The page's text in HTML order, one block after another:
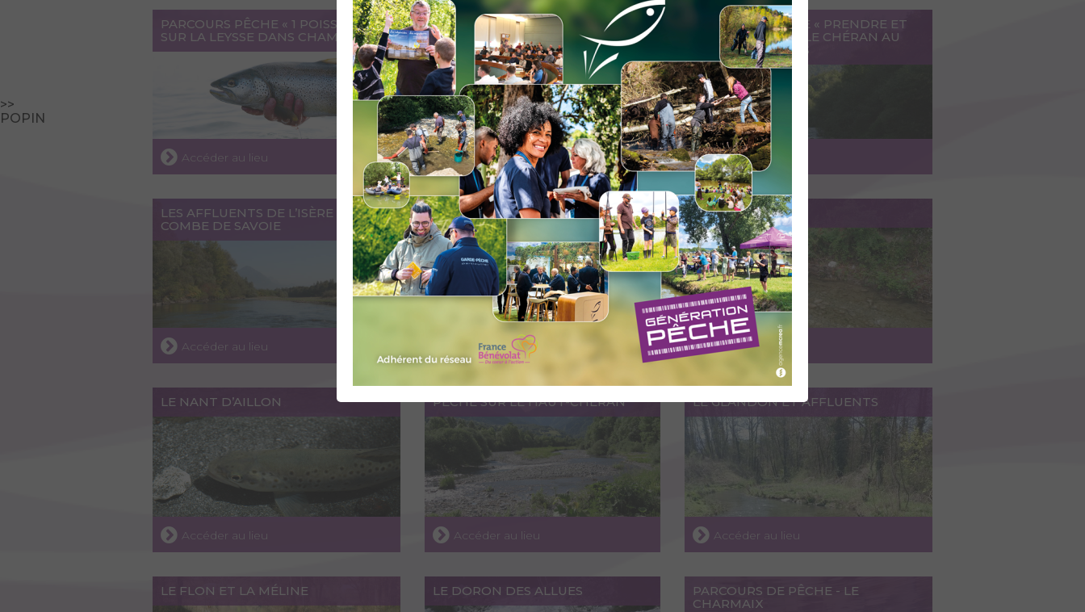
>>
POPIN
PARCOURS PÊCHE « 1 POISSON »
SUR LA LEYSSE DANS CHAMBÉRY
Accéder au lieu
PARCOURS PÊCHE « 1 POISSON »
SUR L’ARC EN AMONT DU PONT
PIERRE D’AVRIEUX
Accéder au lieu
PARCOURS PÊCHE « PRENDRE ET
RELÂCHER » SUR LE CHÉRAN AU
PONT DE BANGES
Accéder au lieu
LES AFFLUENTS DE L’ISÈRE EN
COMBE DE SAVOIE
Accéder au lieu
LE TIER
Accéder au lieu
LE SIERROZ
Accéder au lieu
LE NANT D’AILLON
Accéder au lieu
PÊCHE SUR LE HAUT-CHÉRAN
Accéder au lieu
LE GLANDON ET AFFLUENTS
Accéder au lieu
LE FLON ET LA MÉLINE LE DORON DES ALLUES
PARCOURS DE PÊCHE - LE
CHARMAIX